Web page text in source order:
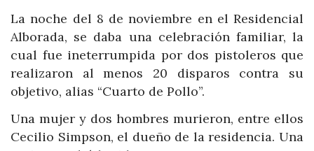
La noche del 8 de noviembre en el Residencial
Alborada, se daba una celebración familiar, la
cual fue ineterrumpida por dos pistoleros que
realizaron al menos 20 disparos contra su
objetivo, alias “Cuarto de Pollo”.
Una mujer y dos hombres murieron, entre ellos
Cecilio Simpson, el dueño de la residencia. Una